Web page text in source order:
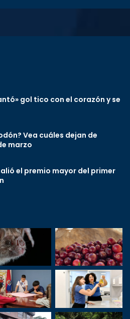
gol tico con el corazón y se
Vea cuáles dejan de
marzo
el premio mayor del primer